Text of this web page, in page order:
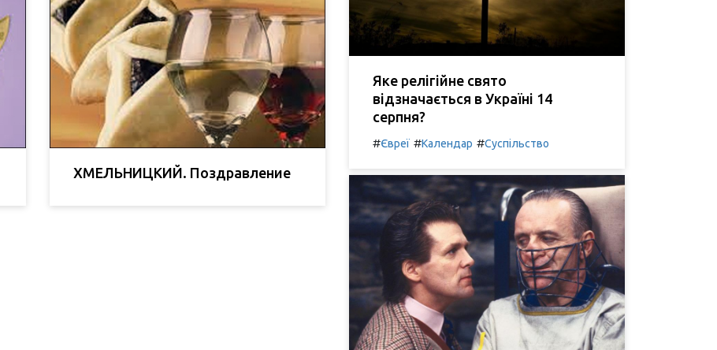
ХМЕЛЬНИЦКИЙ. Поздравление
Яке релігійне свято
відзначається в Україні 14
серпня?
#Євреї #Календар #Суспільство